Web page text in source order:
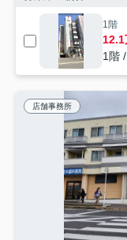
1階
12.1
1階
店舗事務所